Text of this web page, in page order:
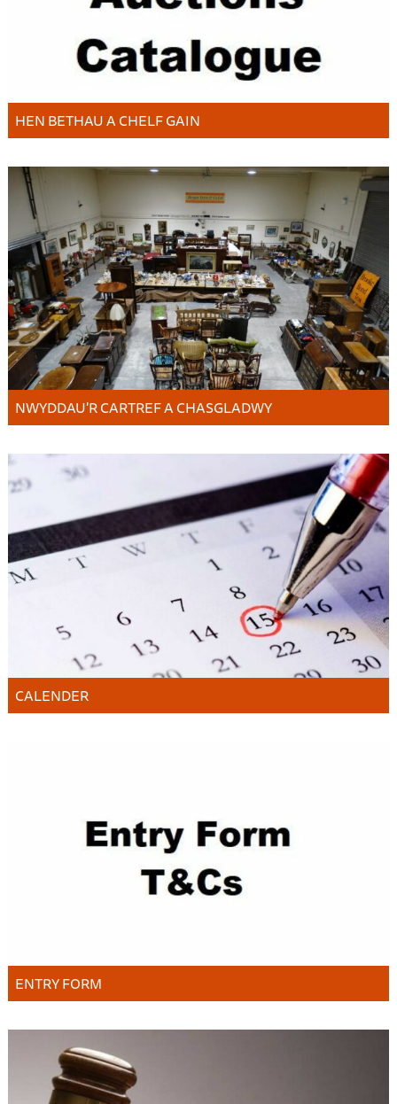
HEN BETHAU A CHELF GAIN
NWYDDAU'R CARTREF A CHASGLADWY
CALENDER
ENTRY FORM